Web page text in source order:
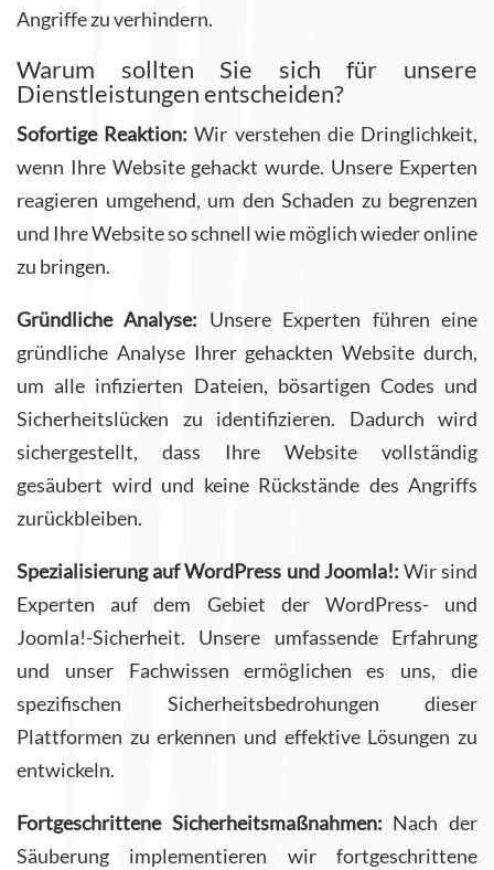
Angriffe zu verhindern.
Warum sollten Sie sich für unsere
Dienstleistungen entscheiden?
Sofortige Reaktion: Wir verstehen die Dringlichkeit,
wenn Ihre Website gehackt wurde. Unsere Experten
reagieren umgehend, um den Schaden zu begrenzen
und Ihre Website so schnell wie möglich wieder online
zu bringen.
Gründliche Analyse: Unsere Experten führen eine
gründliche Analyse Ihrer gehackten Website durch,
um alle infizierten Dateien, bösartigen Codes und
Sicherheitslücken zu identifizieren. Dadurch wird
sichergestellt, dass Ihre Website vollständig
gesäubert wird und keine Rückstände des Angriffs
zurückbleiben.
Spezialisierung auf WordPress und Joomla!: Wir sind
Experten auf dem Gebiet der WordPress- und
Joomla!-Sicherheit. Unsere umfassende Erfahrung
und unser Fachwissen ermöglichen es uns, die
spezifischen Sicherheitsbedrohungen dieser
Plattformen zu erkennen und effektive Lösungen zu
entwickeln.
Fortgeschrittene Sicherheitsmaßnahmen: Nach der
Säuberung implementieren wir fortgeschrittene